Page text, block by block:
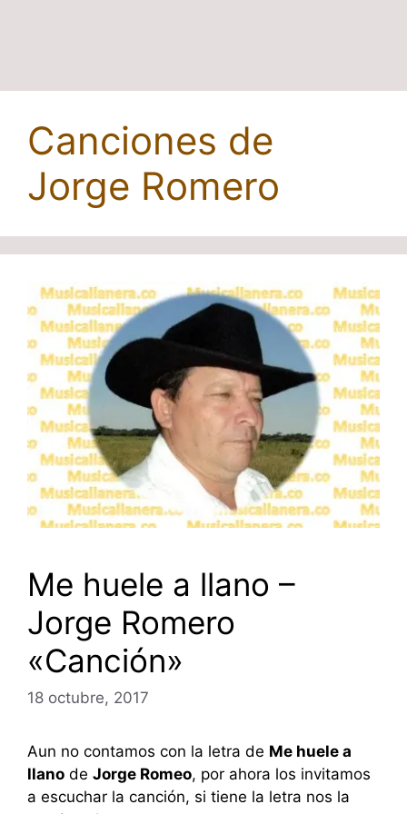
Canciones de
Jorge Romero
Me huele a llano –
Jorge Romero
«Canción»
18 octubre, 2017
Aun no contamos con la letra de Me huele a
llano de Jorge Romeo, por ahora los invitamos
a escuchar la canción, si tiene la letra nos la